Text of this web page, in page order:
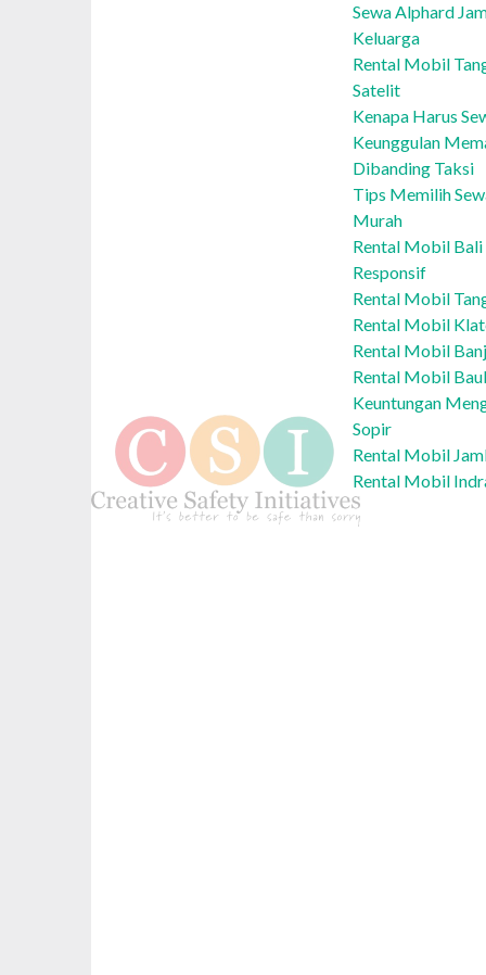
Sewa Alphard
Keluarga
Rental Mobil
Satelit
Kenapa Harus
Keunggulan
Dibanding Taksi
Tips Memilih
Murah
Rental Mobil Bali
Responsif
Rental Mobil
Rental Mobil
Rental Mobil
Rental Mobil
Keuntungan
Sopir
Rental Mobil
Rental Mobil